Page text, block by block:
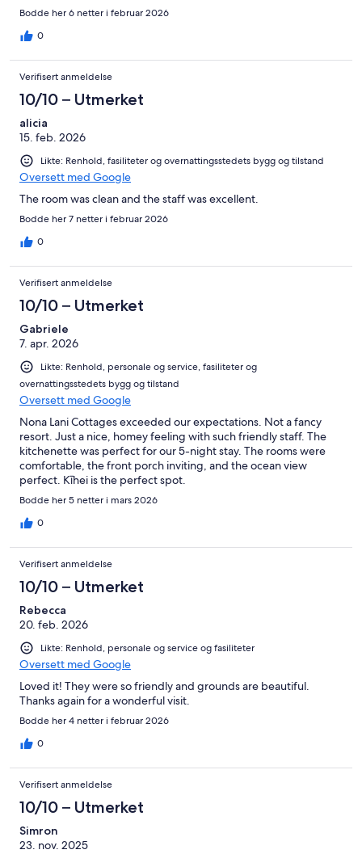
Bodde her 6 netter i februar 2026
0
Verifisert anmeldelse
10/10 – Utmerket
alicia
15. feb. 2026
Likte: Renhold, fasiliteter og overnattingsstedets bygg og tilstand
Oversett med Google
The room was clean and the staff was excellent.
Bodde her 7 netter i februar 2026
0
Verifisert anmeldelse
10/10 – Utmerket
Gabriele
7. apr. 2026
Likte: Renhold, personale og service, fasiliteter og
overnattingsstedets bygg og tilstand
Oversett med Google
Nona Lani Cottages exceeded our expectations. Not a fancy
resort. Just a nice, homey feeling with such friendly staff. The
kitchenette was perfect for our 5-night stay. The rooms were
comfortable, the front porch inviting, and the ocean view
perfect. Kīhei is the perfect spot.
Bodde her 5 netter i mars 2026
0
Verifisert anmeldelse
10/10 – Utmerket
Rebecca
20. feb. 2026
Likte: Renhold, personale og service og fasiliteter
Oversett med Google
Loved it! They were so friendly and grounds are beautiful.
Thanks again for a wonderful visit.
Bodde her 4 netter i februar 2026
0
Verifisert anmeldelse
10/10 – Utmerket
Simron
23. nov. 2025